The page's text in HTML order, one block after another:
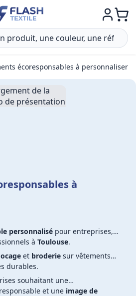
écoresponsables à personnaliser
de la
de présentation
à
personnalisé pour entreprises,
à Toulouse.
et broderie sur vêtements
durables.
souhaitant une
et une image de